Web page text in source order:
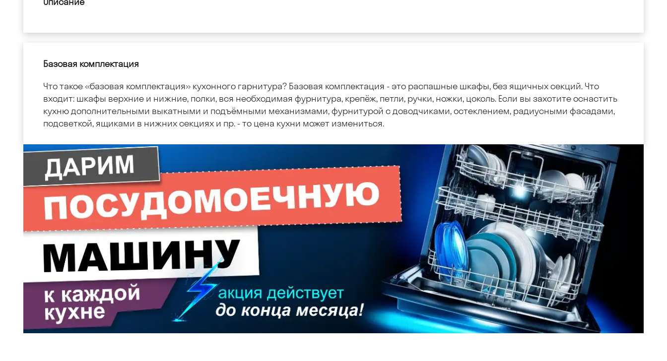
Базовая комплектация
Что такое «базовая комплектация» кухонного гарнитура? Базовая комплектация - это распашные шкафы, без ящичных секций. Что
входит: шкафы верхние и нижние, полки, вся необходимая фурнитура, крепёж, петли, ручки, ножки, цоколь. Если вы захотите оснастить
кухню дополнительными выкатными и подъёмными механизмами, фурнитурой с доводчиками, остеклением, радиусными фасадами,
подсветкой, ящиками в нижних секциях и пр. - то цена кухни может измениться.